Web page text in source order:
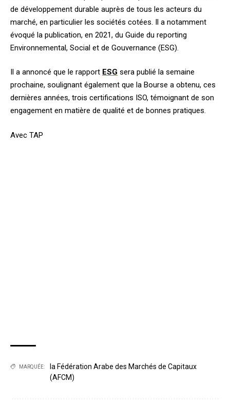
de développement durable auprès de tous les acteurs du
marché, en particulier les sociétés cotées. Il a notamment
évoqué la publication, en 2021, du Guide du reporting
Environnemental, Social et de Gouvernance (ESG).
Il a annoncé que le rapport ESG sera publié la semaine
prochaine, soulignant également que la Bourse a obtenu, ces
dernières années, trois certifications ISO, témoignant de son
engagement en matière de qualité et de bonnes pratiques.
Avec TAP
MARQUÉE:
la Fédération Arabe des Marchés de Capitaux
(AFCM)